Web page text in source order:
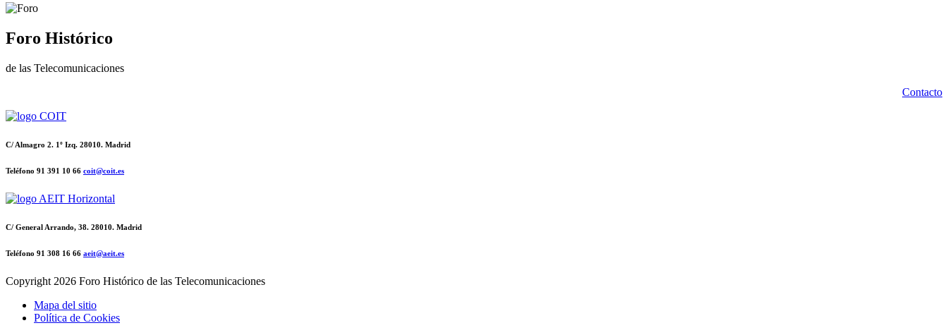
Foro Histórico
de las Telecomunicaciones
Contacto
C/ Almagro 2. 1º Izq. 28010. Madrid
Teléfono 91 391 10 66 coit@coit.es
C/ General Arrando, 38. 28010. Madrid
Teléfono 91 308 16 66 aeit@aeit.es
Copyright 2026 Foro Histórico de las Telecomunicaciones
Mapa del sitio
Política de Cookies